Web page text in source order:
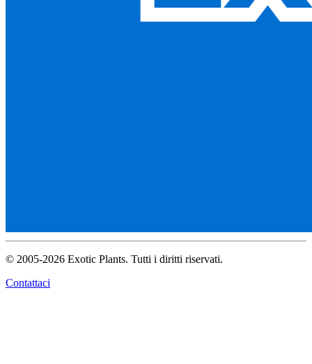
© 2005-2026 Exotic Plants. Tutti i diritti riservati.
Contattaci